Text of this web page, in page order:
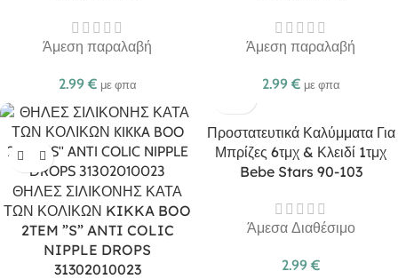
Άμεση παραλαβή
2.99 € με φπα
Άμεση παραλαβή
2.99 € με φπα
ΘΗΛΕΣ ΣΙΛΙΚΟΝΗΣ ΚΑΤΑ
ΤΩΝ ΚΟΛΙΚΩΝ KIKKA BOO
2TEM ”S” ANTI COLIC
NIPPLE DROPS
31302010023
Προστατευτικά Καλύμματα Για
Μπρίζες 6τμχ & Κλειδί 1τμχ
Bebe Stars 90-103
Άμεσα Διαθέσιμο
2.99 €